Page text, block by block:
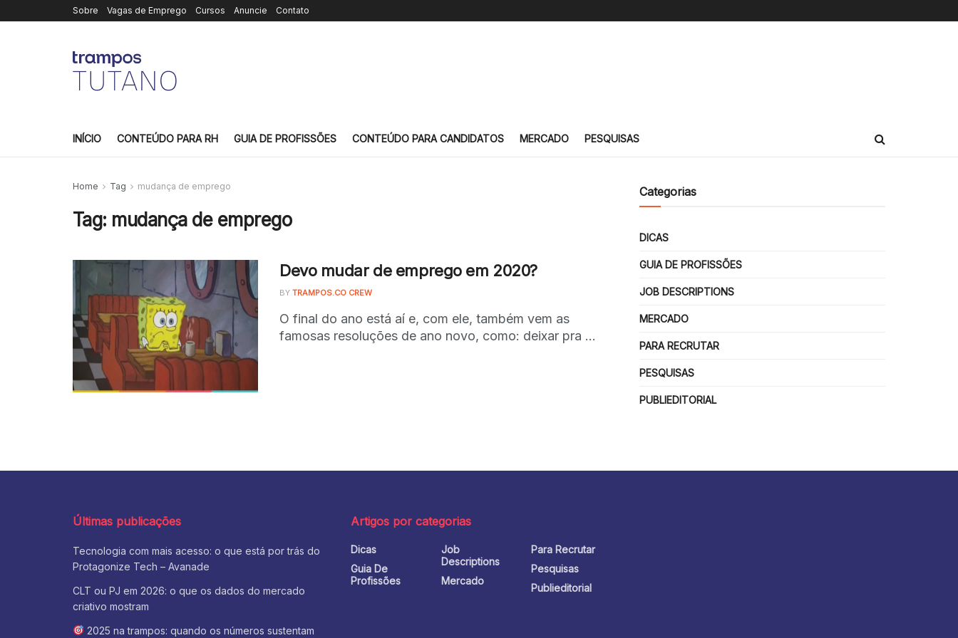
Sobre Vagas de Emprego Cursos Anuncie Contato
INÍCIO CONTEÚDO PARA RH GUIA DE PROFISSÕES CONTEÚDO PARA CANDIDATOS MERCADO PESQUISAS
Home Tag mudança de emprego
Tag: mudança de emprego
Devo mudar de emprego em 2020?
BY TRAMPOS.CO CREW
O final do ano está aí e, com ele, também vem as
famosas resoluções de ano novo, como: deixar pra ...
Categorias
DICAS
GUIA DE PROFISSÕES
JOB DESCRIPTIONS
MERCADO
PARA RECRUTAR
PESQUISAS
PUBLIEDITORIAL
Últimas publicações
Tecnologia com mais acesso: o que está por trás do
Protagonize Tech – Avanade
CLT ou PJ em 2026: o que os dados do mercado
criativo mostram
2025 na trampos: quando os números sustentam
Artigos por categorias
Dicas
Guia De
Profissões
Job
Descriptions
Mercado
Para Recrutar
Pesquisas
Publieditorial